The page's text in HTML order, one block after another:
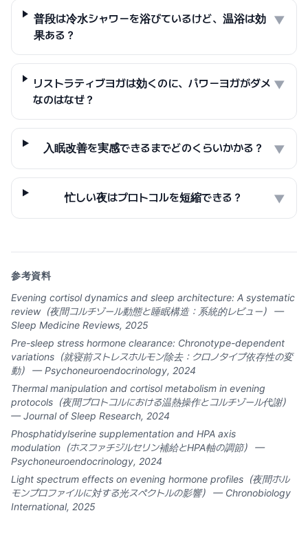
普段は冷水シャワーを浴びているけど、温浴は効
果ある？
▼
リストラティブヨガは効くのに、パワーヨガがダメ
なのはなぜ？
▼
入眠改善を実感できるまでどのくらいかかる？ ▼
忙しい夜はプロトコルを短縮できる？ ▼
参考資料
Evening cortisol dynamics and sleep architecture: A systematic
review（夜間コルチゾール動態と睡眠構造：系統的レビュー） —
Sleep Medicine Reviews, 2025
Pre-sleep stress hormone clearance: Chronotype-dependent
variations（就寝前ストレスホルモン除去：クロノタイプ依存性の変
動） — Psychoneuroendocrinology, 2024
Thermal manipulation and cortisol metabolism in evening
protocols（夜間プロトコルにおける温熱操作とコルチゾール代謝）
— Journal of Sleep Research, 2024
Phosphatidylserine supplementation and HPA axis
modulation（ホスファチジルセリン補給とHPA軸の調節） —
Psychoneuroendocrinology, 2024
Light spectrum effects on evening hormone profiles（夜間ホル
モンプロファイルに対する光スペクトルの影響） — Chronobiology
International, 2025